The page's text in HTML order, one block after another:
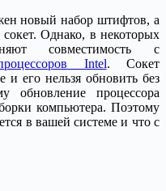
новый набор штифтов, а
сокет. Однако, в некоторых
совместимость с
Intel. Сокет
и его нельзя обновить без
обновление процессора
компьютера. Поэтому
в вашей системе и что с